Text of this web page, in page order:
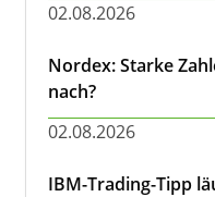
02.08.2026
Nordex: Starke
nach?
02.08.2026
IBM-Trading-Tipp